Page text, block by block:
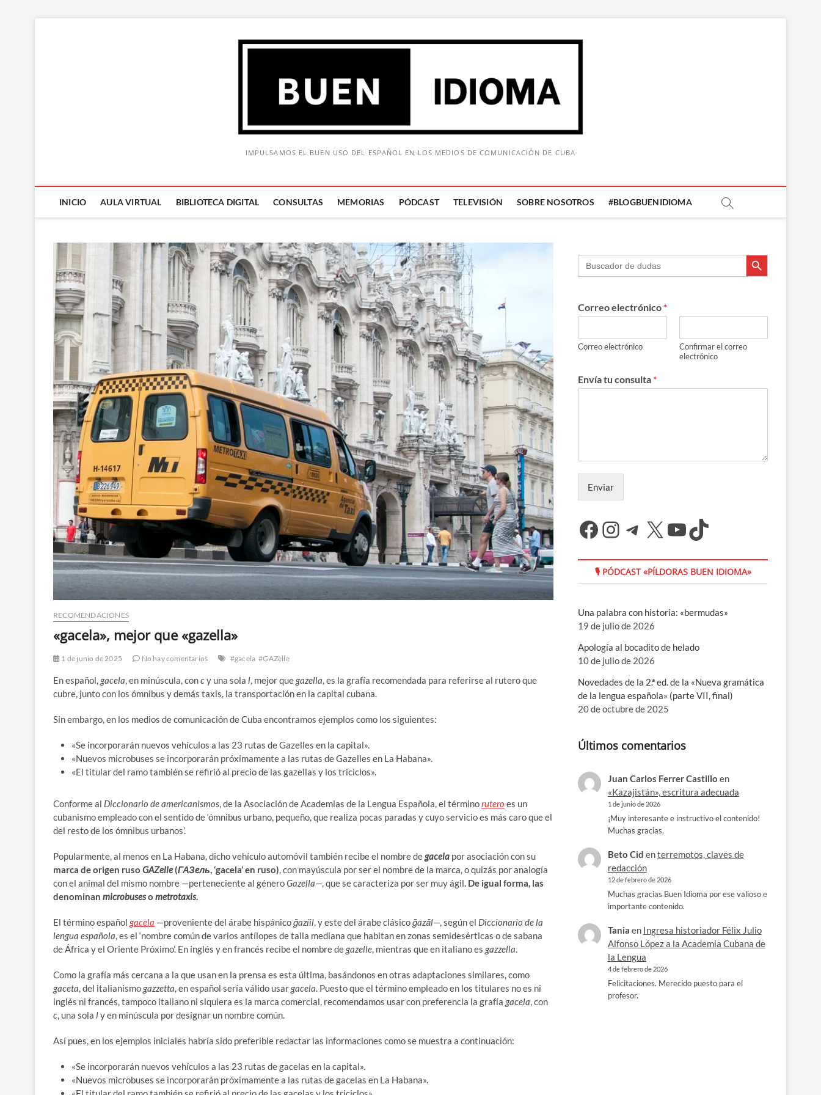
IMPULSAMOS EL BUEN USO DEL ESPAÑOL EN LOS MEDIOS DE COMUNICACIÓN DE CUBA
INICIO AULA VIRTUAL BIBLIOTECA DIGITAL CONSULTAS MEMORIAS PÓDCAST TELEVISIÓN SOBRE NOSOTROS #BLOGBUENIDIOMA
Buscar: Botón de búsqueda
RECOMENDACIONES
«gacela», mejor que «gazella»
1 de junio de 2025 No hay comentarios #gacela #GAZelle
En español,gacela, en minúscula, concy una sola l, mejor quegazella, es la grafía recomendada para referirse al rutero que
cubre, junto con los ómnibus y demás taxis, la transportación en la capital cubana.
Sin embargo, en los medios de comunicación de Cuba encontramos ejemplos como los siguientes:
«Se incorporarán nuevos vehículos a las 23 rutas de Gazelles en la capital».
«Nuevos microbuses se incorporarán próximamente a las rutas de Gazelles en La Habana».
«El titular del ramo también se refirió al precio de las gazellas y los triciclos».
Conforme al Diccionario de americanismos, de la Asociación de Academias de la Lengua Española, el términorutero es un
cubanismo empleado con el sentido de ‘ómnibus urbano, pequeño, que realiza pocas paradas y cuyo servicio es más caro que el
del resto de los ómnibus urbanos’.
Popularmente, al menos en La Habana, dicho vehículo automóvil también recibe el nombre degacela por asociación con su
marca de origen ruso GAZelle(ГАЗeль, ‘gacela’ en ruso), con mayúscula por ser el nombre de la marca, o quizás por analogía
con el animal del mismo nombre —perteneciente al géneroGazella—, que se caracteriza por ser muy ágil. De igual forma, las
denominan microbuseso metrotaxis.
El término español gacela —proveniente del árabe hispánicoḡazíil, y este del árabe clásicoḡazāl—, según el Diccionario de la
lengua española, es el ‘nombre común de varios antílopes de talla mediana que habitan en zonas semidesérticas o de sabana
de África y el Oriente Próximo’. En inglés y en francés recibe el nombre degazelle, mientras que en italiano es gazzella.
Como la grafía más cercana a la que usan en la prensa es esta última, basándonos en otras adaptaciones similares, como
gaceta, del italianismogazzetta, en español sería válido usargacela. Puesto que el término empleado en los titulares no es ni
inglés ni francés, tampoco italiano ni siquiera es la marca comercial, recomendamos usar con preferencia la grafía gacela, con
c, una sola ly en minúscula por designar un nombre común.
Así pues, en los ejemplos iniciales habría sido preferible redactar las informaciones como se muestra a continuación:
«Se incorporarán nuevos vehículos a las 23 rutas de gacelas en la capital».
«Nuevos microbuses se incorporarán próximamente a las rutas de gacelas en La Habana».
Buscar: Botón de búsqueda
Correo electrónico *
Correo electrónico
Confirmar el correo
electrónico
Envía tu consulta *
Enviar
Facebook
Instagram
Telegram
X YouTube
TikTok
🎙 PÓDCAST «PÍLDORAS BUEN IDIOMA»
Una palabra con historia: «bermudas»
19 de julio de 2026
Apología al bocadito de helado
10 de julio de 2026
Novedades de la 2.ª ed. de la «Nueva gramática
de la lengua española» (parte VII, final)
20 de octubre de 2025
Últimos comentarios
Juan Carlos Ferrer Castillo en
«Kazajistán», escritura adecuada
1 de junio de 2026
¡Muy interesante e instructivo el contenido!
Muchas gracias.
Beto Cid enterremotos, claves de
redacción
12 de febrero de 2026
Muchas gracias Buen Idioma por ese valioso e
importante contenido.
Tania en Ingresa historiador Félix Julio
Alfonso López a la Academia Cubana de
la Lengua
4 de febrero de 2026
Felicitaciones. Merecido puesto para el
profesor.